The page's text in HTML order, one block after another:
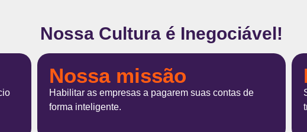
Nossa Cultura é Inegociável!
Nossa visão
Ser um hub de serviços financeiros transacionando 1
trilhão até 2030. #1triem30